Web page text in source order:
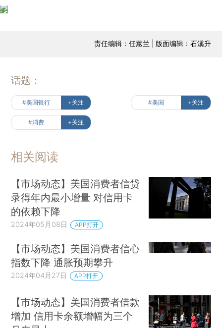
责任编辑：任蕙兰 | 版面编辑：石溪升
话题：
#美国银行 +关注 #美国 +关注
#消费 +关注
相关阅读
【市场动态】美国消费者信贷
录得年内最小增量 对信用卡
的依赖下降
2024年05月08日 APP打开
【市场动态】美国消费者信心
指数下降 通胀预期攀升
2024年04月27日 APP打开
【市场动态】美国消费者借款
增加 信用卡余额增幅为三个